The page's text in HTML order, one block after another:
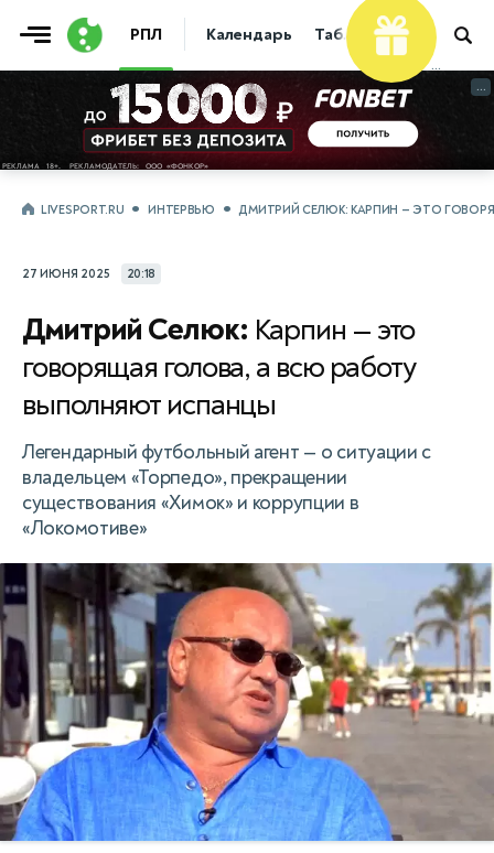
РПЛ Календарь Таблица Прогнозы
Фрибет
10 000 ₽
...
...
LIVESPORT.RU ИНТЕРВЬЮ ДМИТРИЙ СЕЛЮК: КАРПИН — ЭТО
27 ИЮНЯ 2025 20:18
Дмитрий Селюк: Карпин — это
говорящая голова, а всю работу
выполняют испанцы
Легендарный футбольный агент — о ситуации с
владельцем «Торпедо», прекращении
существования «Химок» и коррупции в
«Локомотиве»